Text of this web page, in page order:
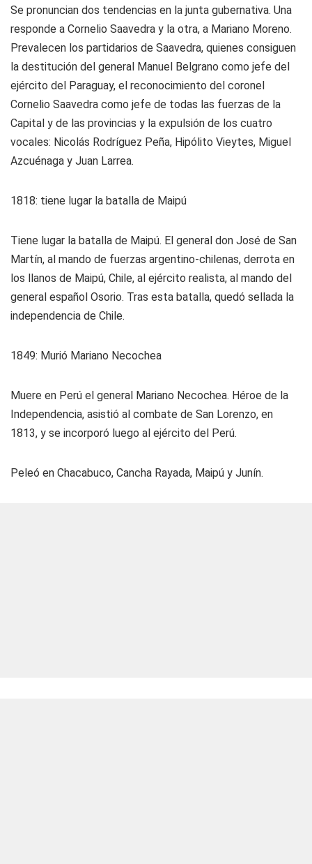
Se pronuncian dos tendencias en la junta gubernativa. Una
responde a Cornelio Saavedra y la otra, a Mariano Moreno.
Prevalecen los partidarios de Saavedra, quienes consiguen
la destitución del general Manuel Belgrano como jefe del
ejército del Paraguay, el reconocimiento del coronel
Cornelio Saavedra como jefe de todas las fuerzas de la
Capital y de las provincias y la expulsión de los cuatro
vocales: Nicolás Rodríguez Peña, Hipólito Vieytes, Miguel
Azcuénaga y Juan Larrea.
1818: tiene lugar la batalla de Maipú
Tiene lugar la batalla de Maipú. El general don José de San
Martín, al mando de fuerzas argentino-chilenas, derrota en
los llanos de Maipú, Chile, al ejército realista, al mando del
general español Osorio. Tras esta batalla, quedó sellada la
independencia de Chile.
1849: Murió Mariano Necochea
Muere en Perú el general Mariano Necochea. Héroe de la
Independencia, asistió al combate de San Lorenzo, en
1813, y se incorporó luego al ejército del Perú.
Peleó en Chacabuco, Cancha Rayada, Maipú y Junín.